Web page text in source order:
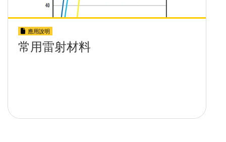
應用說明
常用雷射材料